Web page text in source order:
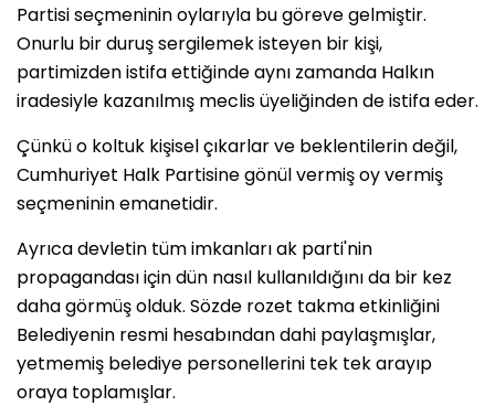
Partisi seçmeninin oylarıyla bu göreve gelmiştir.
Onurlu bir duruş sergilemek isteyen bir kişi,
partimizden istifa ettiğinde aynı zamanda Halkın
iradesiyle kazanılmış meclis üyeliğinden de istifa eder.
Çünkü o koltuk kişisel çıkarlar ve beklentilerin değil,
Cumhuriyet Halk Partisine gönül vermiş oy vermiş
seçmeninin emanetidir.
Ayrıca devletin tüm imkanları ak parti'nin
propagandası için dün nasıl kullanıldığını da bir kez
daha görmüş olduk. Sözde rozet takma etkinliğini
Belediyenin resmi hesabından dahi paylaşmışlar,
yetmemiş belediye personellerini tek tek arayıp
oraya toplamışlar.